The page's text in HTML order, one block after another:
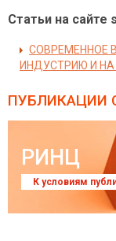
Статьи на сайте
СОВРЕМЕННОЕ
ИНДУСТРИЮ И
ПУБЛИКАЦИИ
РИНЦ
К условиям